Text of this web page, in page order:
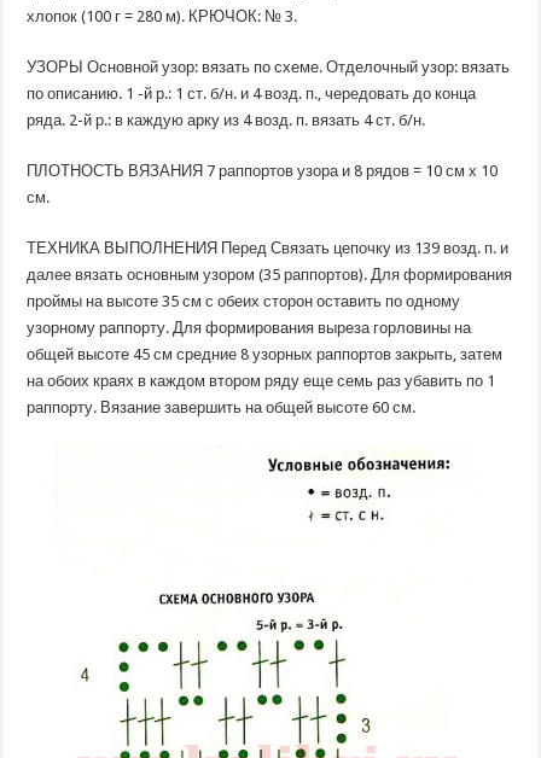
хлопок (100 г = 280 м). КРЮЧОК: № 3.
УЗОРЫ Основной узор: вязать по схеме. Отделочный узор: вязать
по описанию. 1 -й р.: 1 ст. б/н. и 4 возд. п., чередовать до конца
ряда. 2-й р.: в каждую арку из 4 возд. п. вязать 4 ст. б/н.
ПЛОТНОСТЬ ВЯЗАНИЯ 7 раппортов узора и 8 рядов = 10 см х 10
см.
ТЕХНИКА ВЫПОЛНЕНИЯ Перед Связать цепочку из 139 возд. п. и
далее вязать основным узором (35 раппортов). Для формирования
проймы на высоте 35 см с обеих сторон оставить по одному
узорному раппорту. Для формирования выреза горловины на
общей высоте 45 см средние 8 узорных раппортов закрыть, затем
на обоих краях в каждом втором ряду еще семь раз убавить по 1
раппорту. Вязание завершить на общей высоте 60 см.